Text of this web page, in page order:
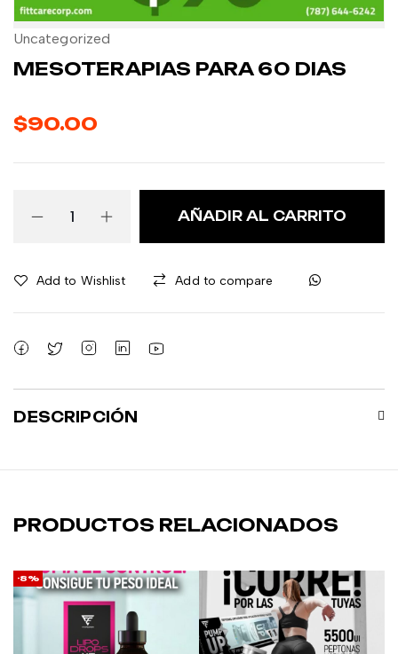
Uncategorized
MESOTERAPIAS PARA 60 DIAS
$90.00
AÑADIR AL CARRITO
Add to Wishlist Add to compare
DESCRIPCIÓN
PRODUCTOS RELACIONADOS
-8%